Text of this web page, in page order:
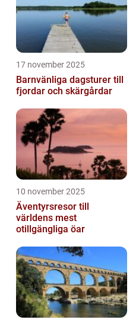
17 november 2025
Barnvänliga dagsturer till
fjordar och skärgårdar
10 november 2025
Äventyrsresor till
världens mest
otillgängliga öar